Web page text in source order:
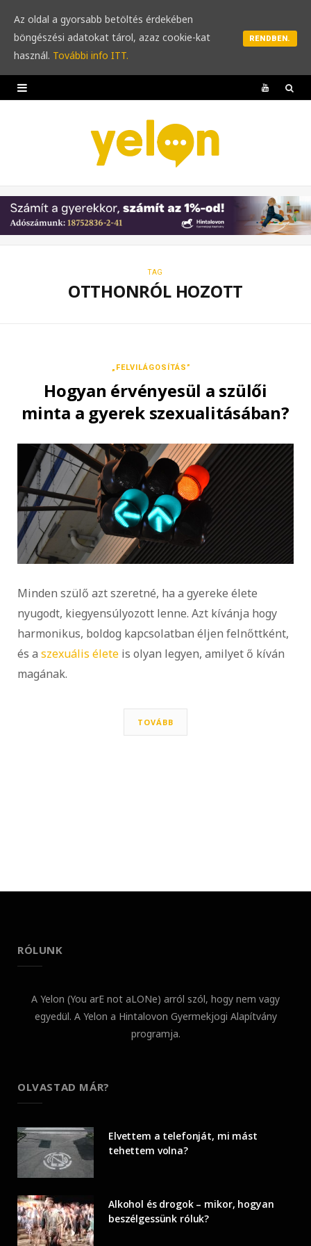
Y
u
b
e
TAG
OTTHONRÓL HOZOTT
„FELVILÁGOSÍTÁS”
Hogyan érvényesül a szülői
minta a gyerek szexualitásában?
Minden szülő azt szeretné, ha a gyereke élete
nyugodt, kiegyensúlyozott lenne. Azt kívánja hogy
harmonikus, boldog kapcsolatban éljen felnőttként,
és a szexuális élete is olyan legyen, amilyet ő kíván
magának.
TOVÁBB
RÓLUNK
A Yelon (You arE not aLONe) arról szól, hogy nem vagy
egyedül. A Yelon a Hintalovon Gyermekjogi Alapítvány
programja.
OLVASTAD MÁR?
Elvettem a telefonját, mi mást
tehettem volna?
Alkohol és drogok – mikor, hogyan
beszélgessünk róluk?
Az oldal a gyorsabb betöltés érdekében
böngészési adatokat tárol, azaz cookie-kat
használ. További info ITT.
RENDBEN.